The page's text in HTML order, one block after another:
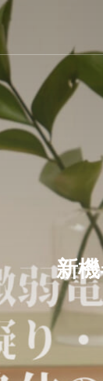
新